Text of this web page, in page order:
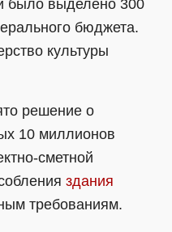
было выделено 300
бюджета.
культуры
решение о
10 миллионов
сметной
здания
требованиям.